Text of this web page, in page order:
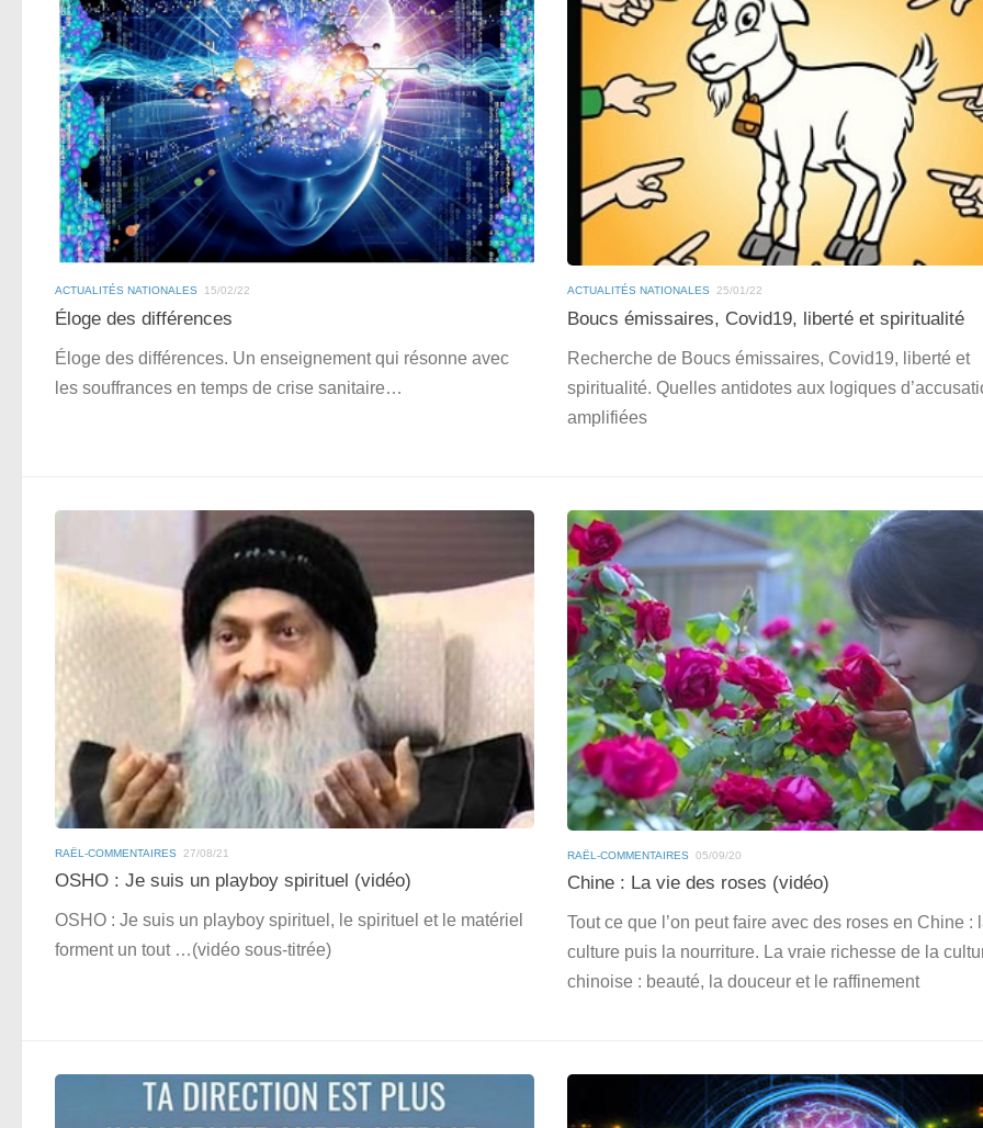
ACTUALITÉS NATIONALES 15/02/22
Éloge des différences
Éloge des différences. Un enseignement qui résonne avec
les souffrances en temps de crise sanitaire…
ACTUALITÉS NATIONALES 25/01/22
Boucs émissaires, Covid19, liberté et spiritualité
Recherche de Boucs émissaires, Covid19, liberté et
spiritualité. Quelles antidotes aux logiques
amplifiées
RAËL-COMMENTAIRES 27/08/21
OSHO : Je suis un playboy spirituel (vidéo)
OSHO : Je suis un playboy spirituel, le spirituel et le matériel
forment un tout …(vidéo sous-titrée)
RAËL-COMMENTAIRES 05/09/20
Chine : La vie des roses (vidéo)
Tout ce que l’on peut faire avec des roses en Chine :
culture puis la nourriture. La vraie richesse de la
chinoise : beauté, la douceur et le raffinement